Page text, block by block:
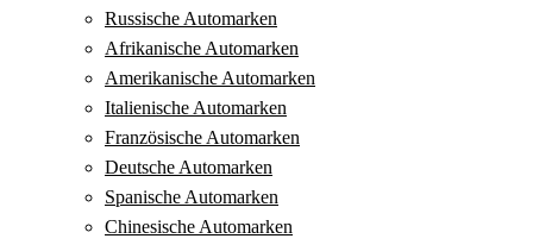
Russische Automarken
Afrikanische Automarken
Amerikanische Automarken
Italienische Automarken
Französische Automarken
Deutsche Automarken
Spanische Automarken
Chinesische Automarken